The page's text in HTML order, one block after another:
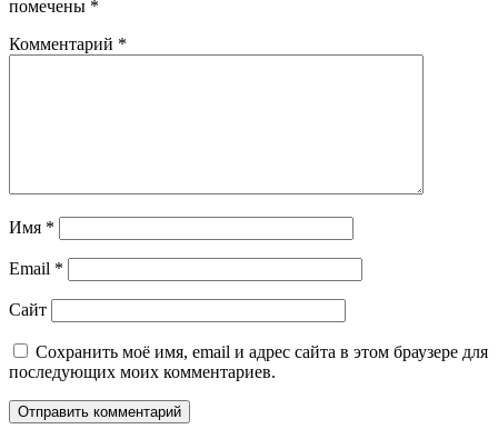
помечены *
Комментарий *
Имя *
Email *
Сайт
Сохранить моё имя, email и адрес сайта в этом браузере для
последующих моих комментариев.